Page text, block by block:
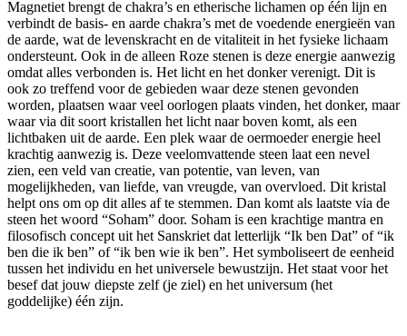
Magnetiet brengt de chakra’s en etherische lichamen op één lijn en
verbindt de basis- en aarde chakra’s met de voedende energieën van
de aarde, wat de levenskracht en de vitaliteit in het fysieke lichaam
ondersteunt. Ook in de alleen Roze stenen is deze energie aanwezig
omdat alles verbonden is. Het licht en het donker verenigt. Dit is
ook zo treffend voor de gebieden waar deze stenen gevonden
worden, plaatsen waar veel oorlogen plaats vinden, het donker, maar
waar via dit soort kristallen het licht naar boven komt, als een
lichtbaken uit de aarde. Een plek waar de oermoeder energie heel
krachtig aanwezig is. Deze veelomvattende steen laat een nevel
zien, een veld van creatie, van potentie, van leven, van
mogelijkheden, van liefde, van vreugde, van overvloed. Dit kristal
helpt ons om op dit alles af te stemmen. Dan komt als laatste via de
steen het woord “Soham” door. Soham is een krachtige mantra en
filosofisch concept uit het Sanskriet dat letterlijk “Ik ben Dat” of “ik
ben die ik ben” of “ik ben wie ik ben”. Het symboliseert de eenheid
tussen het individu en het universele bewustzijn. Het staat voor het
besef dat jouw diepste zelf (je ziel) en het universum (het
goddelijke) één zijn.